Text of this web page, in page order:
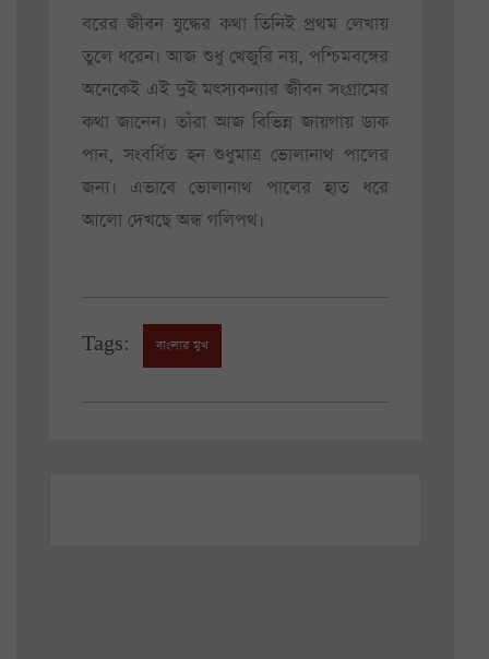
বরের জীবন যুদ্ধের কথা তিনিই প্রথম লেখায়
তুলে ধরেন। আজ শুধু খেজুরি নয়, পশ্চিমবঙ্গের
অনেকেই এই দুই মৎস্যকন্যার জীবন সংগ্রামের
কথা জানেন। তাঁরা আজ বিভিন্ন জায়গায় ডাক
পান, সংবর্ধিত হন শুধুমাত্র ভোলানাথ পালের
জন্য। এভাবে ভোলানাথ পালের হাত ধরে
আলো দেখছে অন্ধ গলিপথ।
Tags: বাংলার মুখ